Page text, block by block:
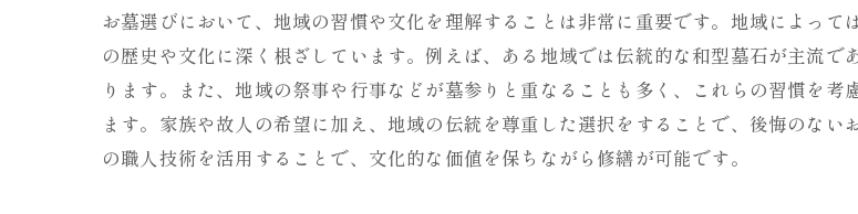
管理費とその将来的な負担
周辺施設の充実度と墓地選び
自然災害に対する墓地の安全性
地域文化と墓地選びの相性
お墓選びにおいて、地域の習慣や文化を理解することは非常に重要です。地域によっ
の歴史や文化に深く根ざしています。例えば、ある地域では伝統的な和型墓石が主流
ります。また、地域の祭事や行事などが墓参りと重なることも多く、これらの習慣を
ます。家族や故人の希望に加え、地域の伝統を尊重した選択をすることで、後悔のな
の職人技術を活用することで、文化的な価値を保ちながら修繕が可能です。